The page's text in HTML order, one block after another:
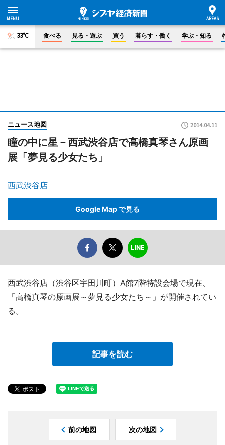
33°C 食べる 見る・遊ぶ 買う 暮らす・働く 学ぶ・知る
ニュース地図 2014.04.11
瞳の中に星－西武渋谷店で高橋真琴さん原画
展「夢見る少女たち」
西武渋谷店
Google Map で見る
西武渋谷店（渋谷区宇田川町）A館7階特設会場で現在、
「高橋真琴の原画展～夢見る少女たち～」が開催されてい
る。
記事を読む
前の地図 次の地図